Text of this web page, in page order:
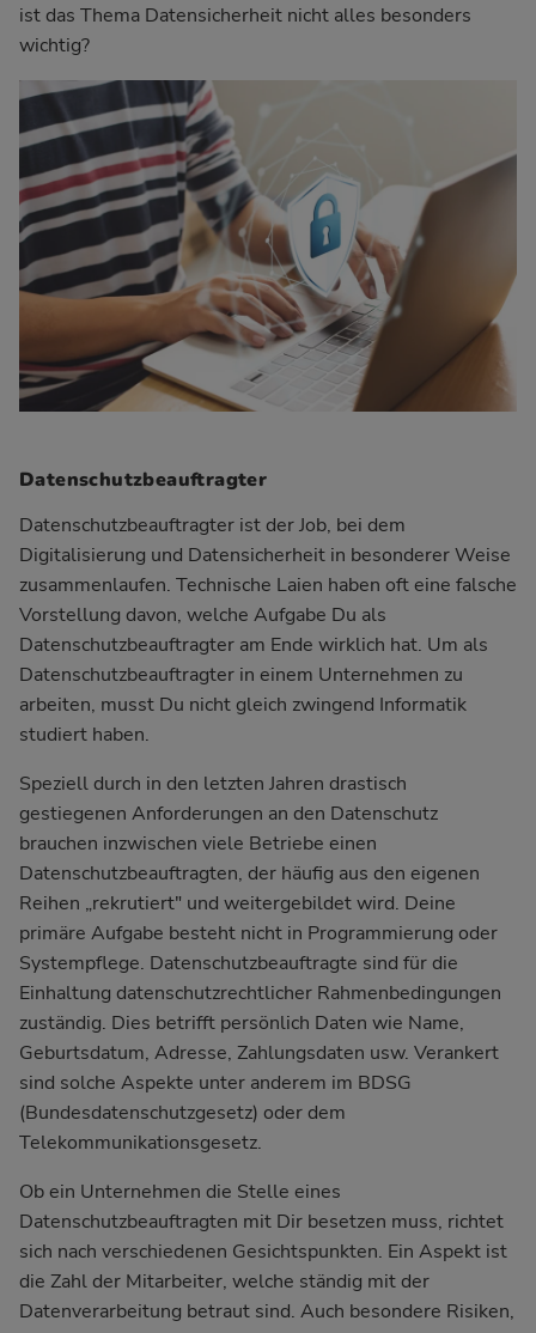
ist das Thema Datensicherheit nicht alles besonders
wichtig?
Datenschutzbeauftragter
Datenschutzbeauftragter ist der Job, bei dem
Digitalisierung und Datensicherheit in besonderer Weise
zusammenlaufen. Technische Laien haben oft eine falsche
Vorstellung davon, welche Aufgabe Du als
Datenschutzbeauftragter am Ende wirklich hat. Um als
Datenschutzbeauftragter in einem Unternehmen zu
arbeiten, musst Du nicht gleich zwingend Informatik
studiert haben.
Speziell durch in den letzten Jahren drastisch
gestiegenen Anforderungen an den Datenschutz
brauchen inzwischen viele Betriebe einen
Datenschutzbeauftragten, der häufig aus den eigenen
Reihen „rekrutiert" und weitergebildet wird. Deine
primäre Aufgabe besteht nicht in Programmierung oder
Systempflege. Datenschutzbeauftragte sind für die
Einhaltung datenschutzrechtlicher Rahmenbedingungen
zuständig. Dies betrifft persönlich Daten wie Name,
Geburtsdatum, Adresse, Zahlungsdaten usw. Verankert
sind solche Aspekte unter anderem im BDSG
(Bundesdatenschutzgesetz) oder dem
Telekommunikationsgesetz.
Ob ein Unternehmen die Stelle eines
Datenschutzbeauftragten mit Dir besetzen muss, richtet
sich nach verschiedenen Gesichtspunkten. Ein Aspekt ist
die Zahl der Mitarbeiter, welche ständig mit der
Datenverarbeitung betraut sind. Auch besondere Risiken,